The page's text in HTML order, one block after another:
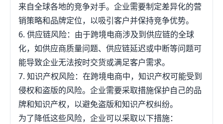
来自全球各地的竞争对手。企业需要制定差异化的营
销策略和品牌定位，以吸引客户并保持竞争优势。
6. 供应链风险：由于跨境电商涉及到供应链的全球
化，如供应商质量问题、供应链延迟或中断等问题可
能导致企业无法按时交货或满足客户需求。
7. 知识产权风险：在跨境电商中，知识产权可能受到
侵权和盗版的风险。企业需要采取措施保护自己的品
牌和知识产权，以避免盗版和知识产权纠纷。
为了降低这些风险，企业可以采取以下措施：